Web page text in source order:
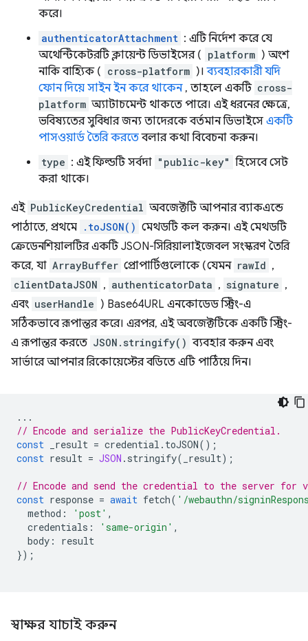
করে।
authenticatorAttachment : এটি নির্দেশ করে যে
অথেন্টিকেটরটি ক্লায়েন্ট ডিভাইসের ( platform ) অংশ
নাকি বাহ্যিক ( cross-platform )।ব্যবহারকারী যদি
ফোন দিয়ে সাইন ইন করে থাকেন, তাহলে একটি cross-
platform অ্যাটাচমেন্ট থাকতে পারে। এই ধরনের ক্ষেত্রে,
ভবিষ্যতের সুবিধার জন্য তাদেরকে বর্তমান ডিভাইসে একটি
পাসওয়ার্ড তৈরি করতেবলার কথা বিবেচনা করুন।
type : এই ফিল্ডটি সর্বদা "public-key" হিসেবে সেট
করা থাকে।
এই PublicKeyCredential অবজেক্টটি আপনার ব্যাকএন্ডে
পাঠাতে, প্রথমে .toJSON() মেথডটি কল করুন। এই মেথডটি
ক্রেডেনশিয়ালটির একটি JSON-সিরিয়ালাইজেবল সংস্করণ তৈরি
করে, যা ArrayBuffer প্রোপার্টিগুলোকে (যেমন rawId ,
clientDataJSON , authenticatorData , signature ,
এবং userHandle ) Base64URL এনকোডেড স্ট্রিং-এ
সঠিকভাবে রূপান্তর করে। এরপর, এই অবজেক্টটিকে একটি স্ট্রিং-
এ রূপান্তর করতে JSON.stringify() ব্যবহার করুন এবং
সার্ভারে আপনার রিকোয়েস্টের বডিতে এটি পাঠিয়ে দিন।
...
// Encode and serialize the PublicKeyCredential.
const
_result = credential . toJSON();
const result = JSON . stringify( _result);
// Encode and send the credential to the server
const response = await fetch( '/webauthn/
method : 'post' ,
credentials : 'same-origin' ,
body :
result
});
স্বাক্ষর যাচাই করুন